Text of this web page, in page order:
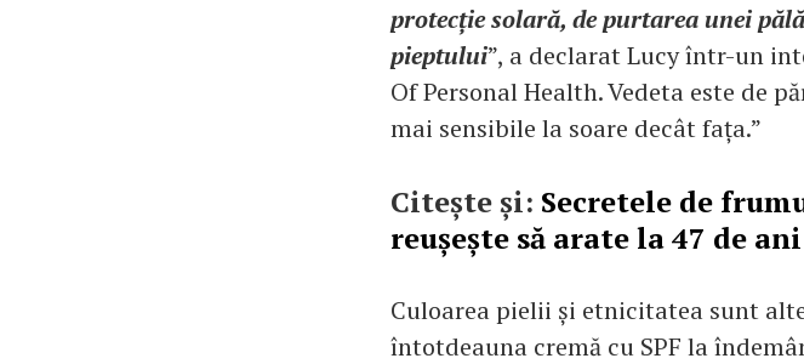
protecție solară, de purtarea unei
pieptului”, a declarat Lucy într-un
Of Personal Health. Vedeta este de
mai sensibile la soare decât fața.”
Citește și: Secretele de
reușește să arate la 47 de
Culoarea pielii și etnicitatea sunt
întotdeauna cremă cu SPF la